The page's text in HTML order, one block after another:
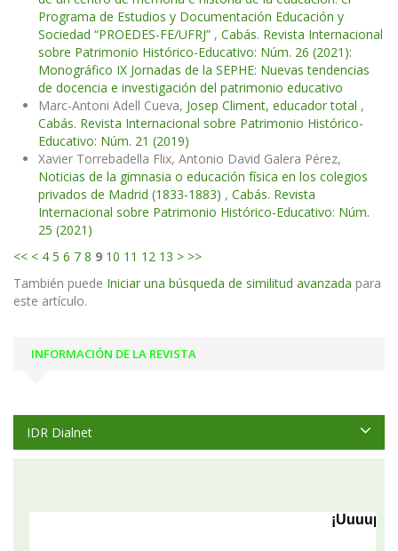
Programa de Estudios y Documentación Educación y
Sociedad “PROEDES-FE/UFRJ” , Cabás. Revista Internacional
sobre Patrimonio Histórico-Educativo: Núm. 26 (2021):
Monográfico IX Jornadas de la SEPHE: Nuevas tendencias
de docencia e investigación del patrimonio educativo
Marc-Antoni Adell Cueva, Josep Climent, educador total ,
Cabás. Revista Internacional sobre Patrimonio Histórico-
Educativo: Núm. 21 (2019)
Xavier Torrebadella Flix, Antonio David Galera Pérez,
Noticias de la gimnasia o educación física en los colegios
privados de Madrid (1833-1883) , Cabás. Revista
Internacional sobre Patrimonio Histórico-Educativo: Núm.
25 (2021)
<< < 4 5 6 7 8 9 10 11 12 13 > >>
También puede Iniciar una búsqueda de similitud avanzada para
este artículo.
INFORMACIÓN DE LA REVISTA
IDR Dialnet